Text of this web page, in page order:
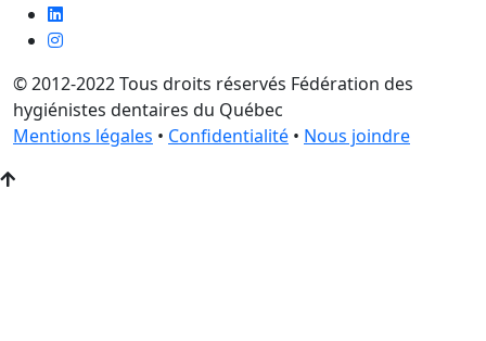
© 2012-2022 Tous droits réservés Fédération des
hygiénistes dentaires du Québec
Mentions légales • Confidentialité • Nous joindre